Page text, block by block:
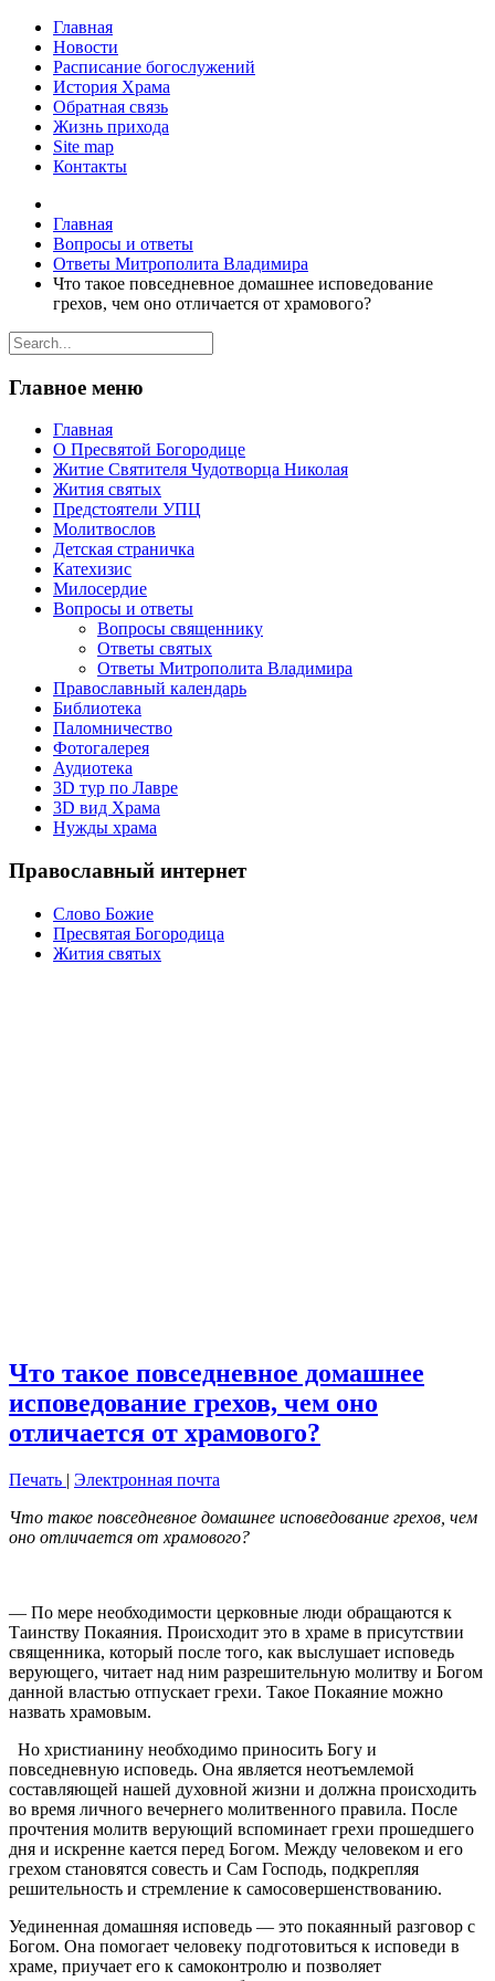
Главная
Новости
Расписание богослужений
История Храма
Обратная связь
Жизнь прихода
Site map
Контакты
Главная
Вопросы и ответы
Ответы Митрополита Владимира
Что такое повседневное домашнее исповедование
грехов, чем оно отличается от храмового?
Главное меню
Главная
О Пресвятой Богородице
Житие Святителя Чудотворца Николая
Жития святых
Предстоятели УПЦ
Молитвослов
Детская страничка
Катехизис
Милосердие
Вопросы и ответы
Вопросы священнику
Ответы святых
Ответы Митрополита Владимира
Православный календарь
Библиотека
Паломничество
Фотогалерея
Аудиотека
3D тур по Лавре
3D вид Храма
Нужды храма
Православный интернет
Слово Божие
Пресвятая Богородица
Жития святых
Что такое повседневное домашнее
исповедование грехов, чем оно
отличается от храмового?
Печать | Электронная почта
Что такое повседневное домашнее исповедование грехов, чем
оно отличается от храмового?
— По мере необходимости церковные люди обращаются к
Таинству Покаяния. Происходит это в храме в присутствии
священника, который после того, как выслушает исповедь
верующего, читает над ним разрешительную молитву и Богом
данной властью отпускает грехи. Такое Покаяние можно
назвать храмовым.
Но христианину необходимо приносить Богу и
повседневную исповедь. Она является неотъемлемой
составляющей нашей духовной жизни и должна происходить
во время личного вечернего молитвенного правила. После
прочтения молитв верующий вспоминает грехи прошедшего
дня и искренне кается перед Богом. Между человеком и его
грехом становятся совесть и Сам Господь, подкрепляя
решительность и стремление к самосовершенствованию.
Уединенная домашняя исповедь — это покаянный разговор с
Богом. Она помогает человеку подготовиться к исповеди в
храме, приучает его к самоконтролю и позволяет